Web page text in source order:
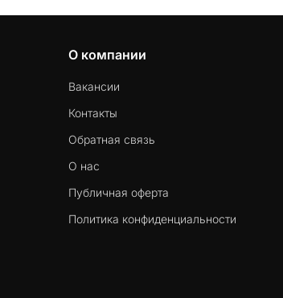
О компании
Вакансии
Контакты
Обратная связь
О нас
Публичная оферта
Политика конфиденциальности